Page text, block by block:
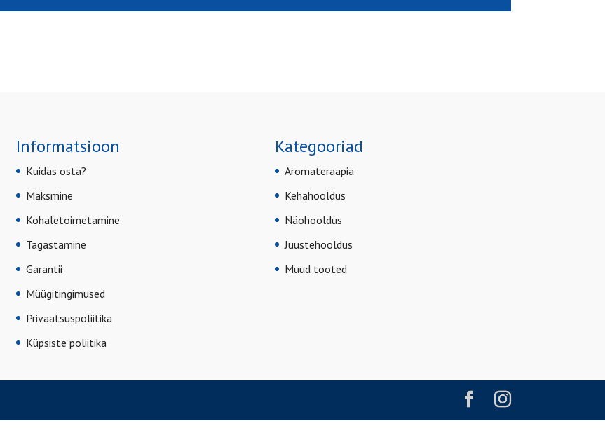
Informatsioon
Kuidas osta?
Maksmine
Kohaletoimetamine
Tagastamine
Garantii
Müügitingimused
Privaatsuspoliitika
Küpsiste poliitika
Kategooriad
Aromateraapia
Kehahooldus
Näohooldus
Juustehooldus
Muud tooted